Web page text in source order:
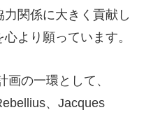
関係に大きく貢献し
より願っています。
の一環として、
、Jacques